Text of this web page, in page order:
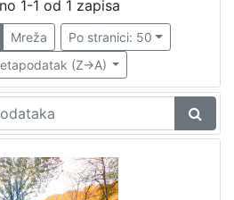
1-1 od 1 zapisa
Mreža
Po stranici: 50
(Z->A)